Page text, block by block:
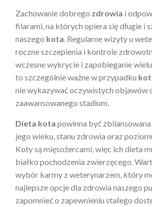
Zachowanie dobrego zdrowia i
filarami, na których opiera się długie i
naszego kota . Regularne wizyty u
roczne szczepienia i kontrole
wczesne wykrycie i zapobieganie
to szczególnie ważne w przypadku
nie wykazywać oczywistych objawów
zaawansowanego stadium.
Dieta kota powinna być
jego wieku, stanu zdrowia oraz
Koty są mięsożercami, więc ich dieta
białko pochodzenia zwierzęcego.
wybór karmy z weterynarzem, który
najlepsze opcje dla zdrowia naszego
zapomnieć o zapewnieniu stałego